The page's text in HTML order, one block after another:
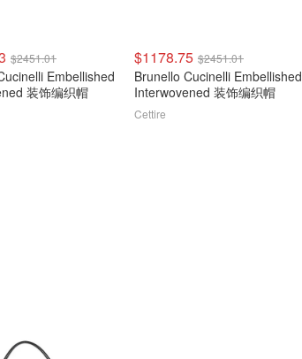
$2451.01
Embellished
装饰编织帽
$1178.75 $2451.01
Brunello Cucinelli Embellished
Interwovened 装饰编织帽
Cettire